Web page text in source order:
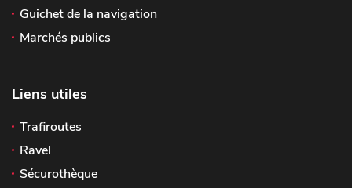
Guichet de la navigation
Marchés publics
Liens utiles
Trafiroutes
Ravel
Sécurothèque